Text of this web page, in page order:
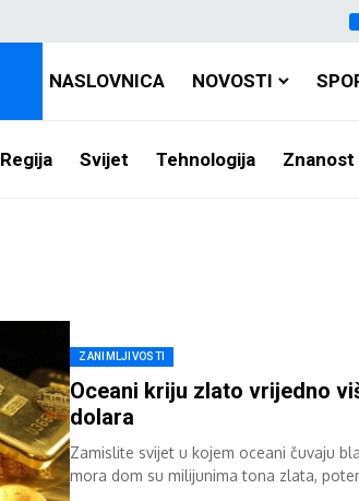
NASLOVNICA NOVOSTI
Regija Svijet Tehnologija Znanost
ZANIMLJIVOSTI
Oceani kriju zlato vrijedno
dolara
Zamislite svijet u kojem oceani čuvaju
mora dom su milijunima tona zlata,